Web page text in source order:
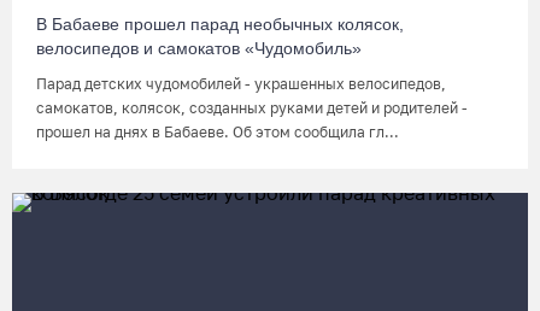
В Бабаеве прошел парад необычных колясок,
велосипедов и самокатов «Чудомобиль»
Парад детских чудомобилей - украшенных велосипедов,
самокатов, колясок, созданных руками детей и родителей -
прошел на днях в Бабаеве. Об этом сообщила гл...